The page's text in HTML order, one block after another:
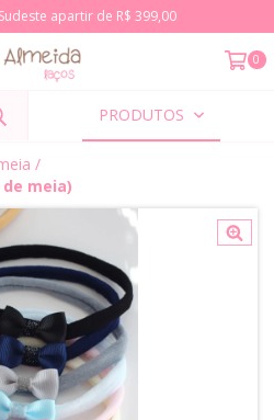
Sudeste apartir de R$ 399,00
0
PRODUTOS
/
meia)